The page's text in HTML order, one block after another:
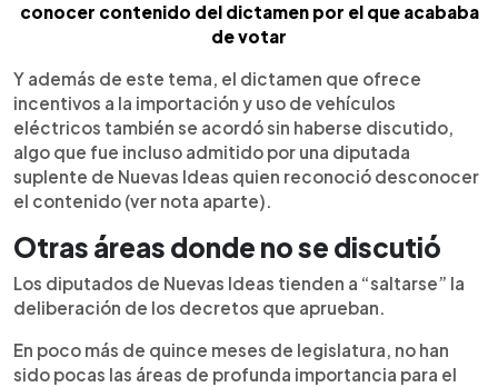
conocer contenido del dictamen por el que acababa
de votar
Y además de este tema, el dictamen que ofrece
incentivos a la importación y uso de vehículos
eléctricos también se acordó sin haberse discutido,
algo que fue incluso admitido por una diputada
suplente de Nuevas Ideas quien reconoció desconocer
el contenido (ver nota aparte).
Otras áreas donde no se discutió
Los diputados de Nuevas Ideas tienden a “saltarse” la
deliberación de los decretos que aprueban.
En poco más de quince meses de legislatura, no han
sido pocas las áreas de profunda importancia para el